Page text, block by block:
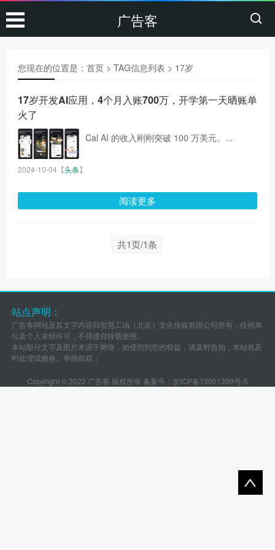
广告客
您现在的位置是： 首页> TAG信息列表 > 17岁
17岁开发AI应用，4个月入账700万，开学第一天晒账单
火了
Cal AI 的收入刚刚突破 100 万美元。...
2024-10-04 【头条】
阅读更多
共1页/1条
站点声明：
广告客网站及其文字内容归智慧工场（北京）文化传媒有限公司所有，任何单
位及个人未经许可，不得擅自转载使用。
本站部分文字及图片来源于网络，如侵犯到您的权益，请及时告知，本站将及
时处理或撤换。举报邮箱：
Copyright © 2022 广告客 版权所有 备案号： 京ICP备13001399号-5